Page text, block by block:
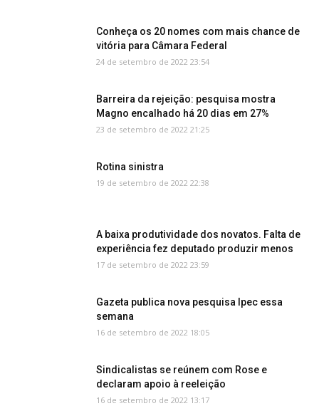
Conheça os 20 nomes com mais chance de
vitória para Câmara Federal
24 de setembro de 2022 23:54
Barreira da rejeição: pesquisa mostra
Magno encalhado há 20 dias em 27%
23 de setembro de 2022 21:25
Rotina sinistra
19 de setembro de 2022 22:38
A baixa produtividade dos novatos. Falta de
experiência fez deputado produzir menos
17 de setembro de 2022 23:59
Gazeta publica nova pesquisa Ipec essa
semana
16 de setembro de 2022 18:05
Sindicalistas se reúnem com Rose e
declaram apoio à reeleição
16 de setembro de 2022 13:17